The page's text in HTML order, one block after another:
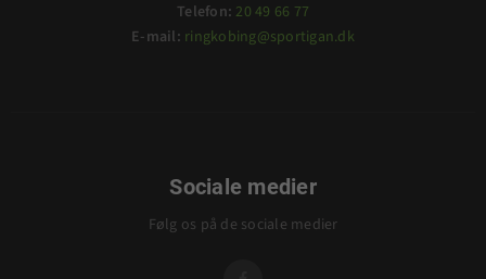
Telefon: 20 49 66 77
E-mail: ringkobing@sportigan.dk
Sociale medier
Følg os på de sociale medier